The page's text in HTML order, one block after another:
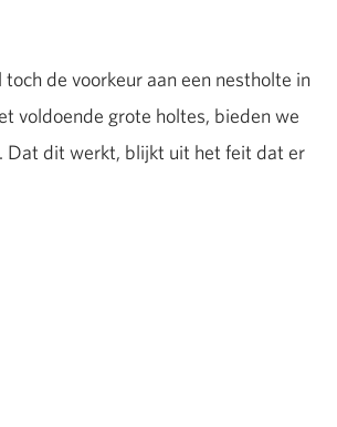
de voorkeur aan een nestholte in
voldoende grote holtes, bieden we
Dat dit werkt, blijkt uit het feit dat er